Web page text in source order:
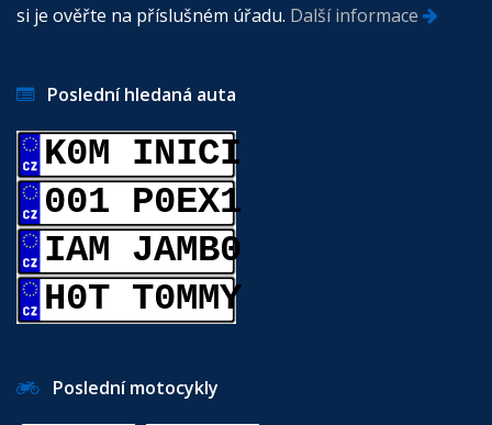
si je ověřte na příslušném úřadu. Další informace
Poslední hledaná auta
K0M INICI
001 P0EX1
IAM JAMB0
H0T T0MMY
Poslední motocykly